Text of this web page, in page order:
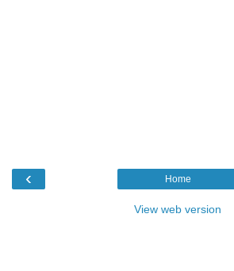
‹ Home
View web version